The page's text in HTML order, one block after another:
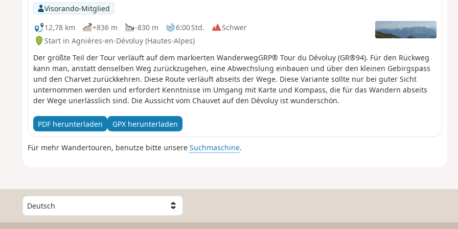
Visorando-Mitglied
12,78 km
+836 m -830 m 6:00 Std.
Schwer
Start in Agnières-en-Dévoluy (Hautes-Alpes)
Der größte Teil der Tour verläuft auf dem markierten WanderwegGRP® Tour du Dévoluy (GR®94). Für den Rückweg
kann man, anstatt denselben Weg zurückzugehen, eine Abwechslung einbauen und über den kleinen Gebirgspass
und den Charvet zurückkehren. Diese Route verläuft abseits der Wege. Diese Variante sollte nur bei guter Sicht
unternommen werden und erfordert Kenntnisse im Umgang mit Karte und Kompass, die für das Wandern abseits
der Wege unerlässlich sind. Die Aussicht vom Chauvet auf den Dévoluy ist wunderschön.
PDF herunterladen GPX herunterladen
Für mehr Wandertouren, benutze bitte unsere Suchmaschine.
W
ä
h